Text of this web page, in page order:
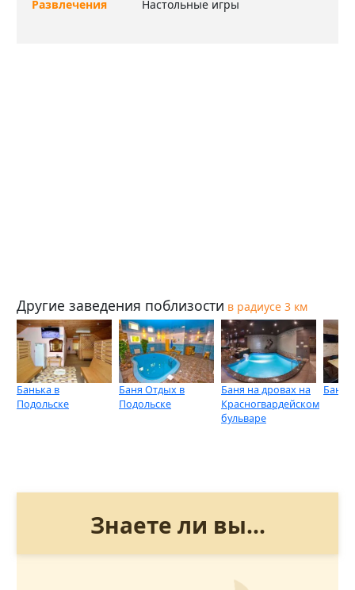
Развлечения
Настольные игры
Другие заведения поблизости в радиусе 3 км
Банька в
Подольске
Баня Отдых в
Подольске
Баня на дровах на
Красногвардейском
бульваре
Баня
Знаете ли вы...